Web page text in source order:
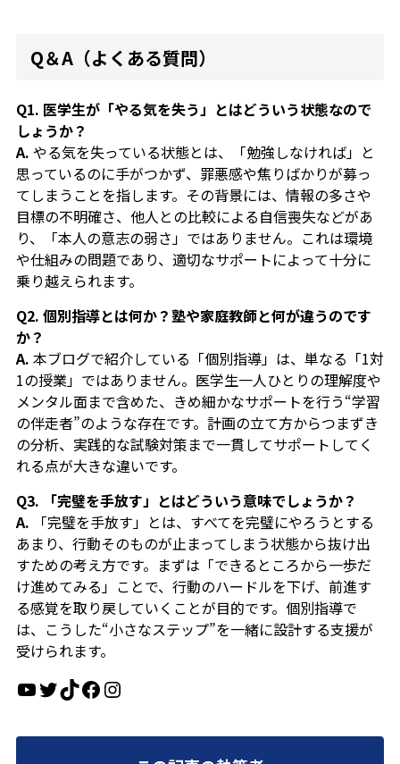
Q＆A（よくある質問）
Q1. 医学生が「やる気を失う」とはどういう状態なので
しょうか？
A. やる気を失っている状態とは、「勉強しなければ」と
思っているのに手がつかず、罪悪感や焦りばかりが募っ
てしまうことを指します。その背景には、情報の多さや
目標の不明確さ、他人との比較による自信喪失などがあ
り、「本人の意志の弱さ」ではありません。これは環境
や仕組みの問題であり、適切なサポートによって十分に
乗り越えられます。
Q2. 個別指導とは何か？塾や家庭教師と何が違うのです
か？
A. 本ブログで紹介している「個別指導」は、単なる「1対
1の授業」ではありません。医学生一人ひとりの理解度や
メンタル面まで含めた、きめ細かなサポートを行う“学習
の伴走者”のような存在です。計画の立て方からつまずき
の分析、実践的な試験対策まで一貫してサポートしてく
れる点が大きな違いです。
Q3. 「完璧を手放す」とはどういう意味でしょうか？
A. 「完璧を手放す」とは、すべてを完璧にやろうとする
あまり、行動そのものが止まってしまう状態から抜け出
すための考え方です。まずは「できるところから一歩だ
け進めてみる」ことで、行動のハードルを下げ、前進す
る感覚を取り戻していくことが目的です。個別指導で
は、こうした“小さなステップ”を一緒に設計する支援が
受けられます。
YouTube Twitter TikTok Facebook Instagram